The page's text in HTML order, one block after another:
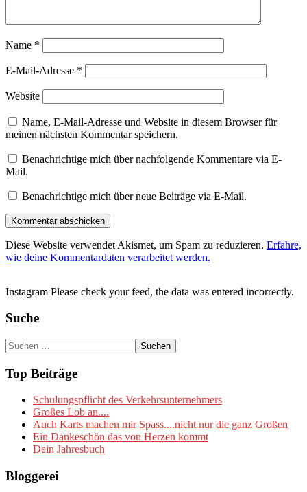
Name *
E-Mail-Adresse *
Website
Name, E-Mail-Adresse und Website in diesem Browser für
meinen nächsten Kommentar speichern.
Benachrichtige mich über nachfolgende Kommentare via E-
Mail.
Benachrichtige mich über neue Beiträge via E-Mail.
Diese Website verwendet Akismet, um Spam zu reduzieren. Erfahre,
wie deine Kommentardaten verarbeitet werden.
Instagram Please check your feed, the data was entered incorrectly.
Suche
Suchen
nach:
Top Beiträge
Schulungspflicht des Verkehrsunternehmers
Großes Lob an....
Auch Karts machen mir Spass....nicht nur die ganz Großen
Ein Dankeschön das von Herzen kommt
Dein Jahresbuch
Bloggerei